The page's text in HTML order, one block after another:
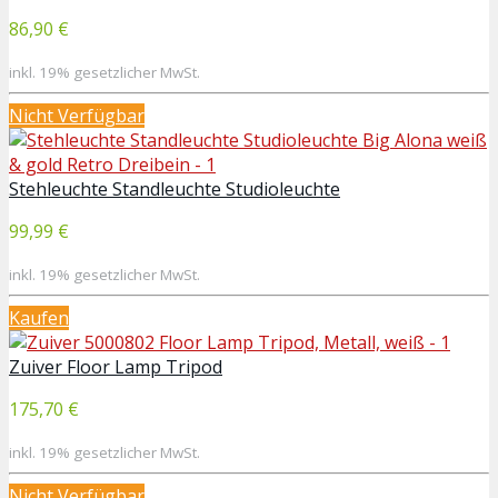
86,90 €
inkl. 19% gesetzlicher MwSt.
Nicht Verfügbar
Stehleuchte Standleuchte Studioleuchte
99,99 €
inkl. 19% gesetzlicher MwSt.
Kaufen
Zuiver Floor Lamp Tripod
175,70 €
inkl. 19% gesetzlicher MwSt.